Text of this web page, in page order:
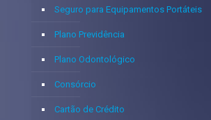
Seguro para Equipamentos Portáteis
Plano Previdência
Plano Odontológico
Consórcio
Cartão de Crédito